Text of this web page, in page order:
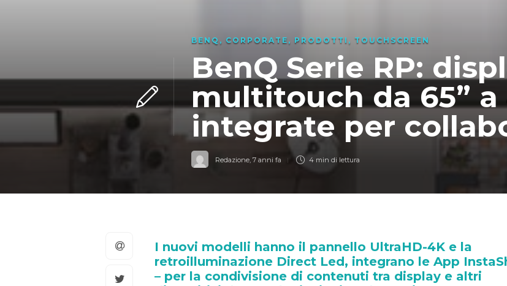
BENQ , CORPORATE , PRODOTTI , TOUCHSCREEN
BenQ Serie RP:
multitouch da 65” a
integrate per
Redazione, 7 anni fa 4 min di lettura
I nuovi modelli hanno il pannello UltraHD-4K e la
retroilluminazione Direct Led, integrano le App
– per la condivisione di contenuti tra display e altri